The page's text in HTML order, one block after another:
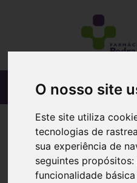
O nosso site
Este site utiliza
tecnologias de
sua experiência de
seguintes propósitos:
funcionalidade